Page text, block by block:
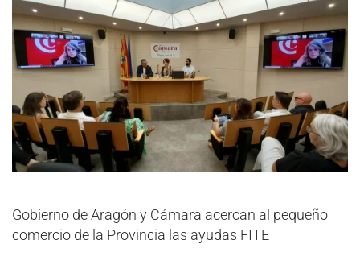
Gobierno de Aragón y Cámara acercan al pequeño
comercio de la Provincia las ayudas FITE